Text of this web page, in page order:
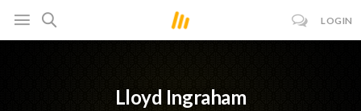
LOGIN
Lloyd Ingraham